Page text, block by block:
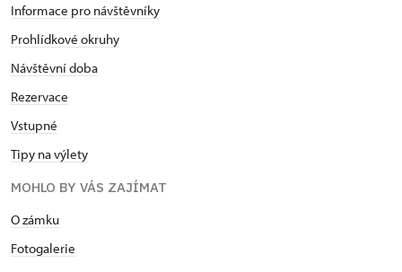
Informace pro návštěvníky
Prohlídkové okruhy
Návštěvní doba
Rezervace
Vstupné
Tipy na výlety
MOHLO BY VÁS ZAJÍMAT
O zámku
Fotogalerie